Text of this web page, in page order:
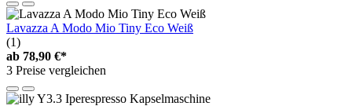
Lavazza A Modo Mio Tiny Eco Weiß
(1)
ab 78,90 €*
3 Preise vergleichen